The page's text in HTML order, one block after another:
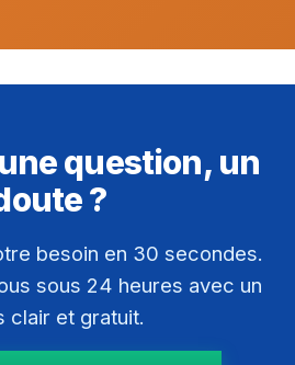
question, un
?
besoin en 30 secondes.
sous 24 heures avec un
clair et gratuit.